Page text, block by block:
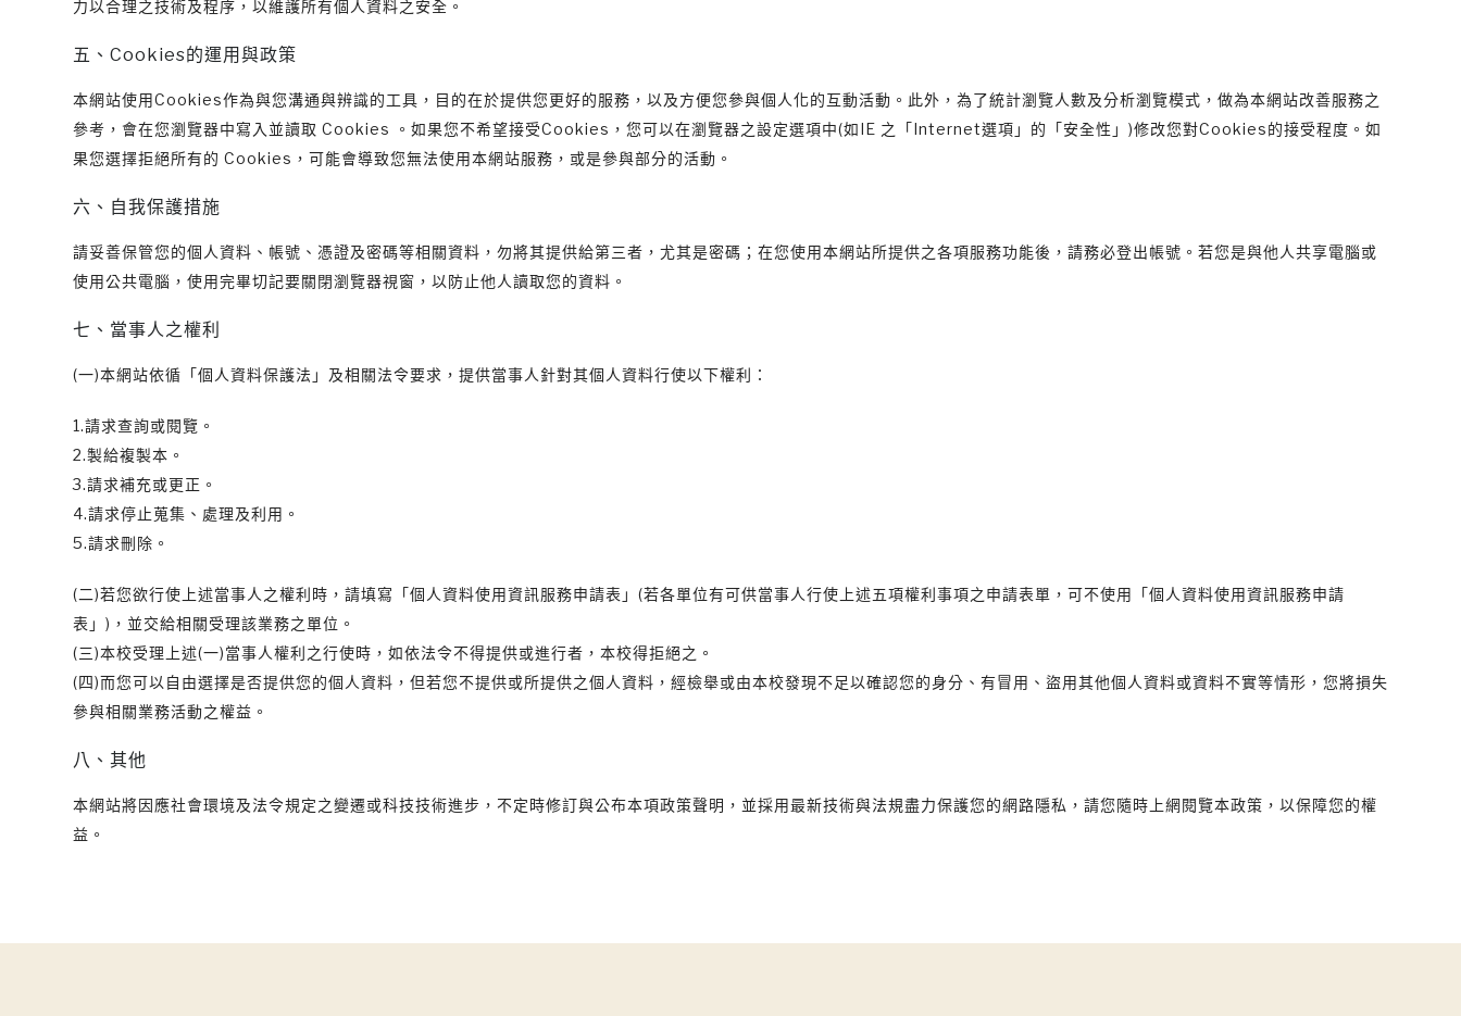
力以合理之技術及程序，以維護所有個人資料之安全。
五、Cookies的運用與政策
本網站使用Cookies作為與您溝通與辨識的工具，目的在於提供您更好的服務，以及方便您參與個人化的互動活動。此外，為了統計瀏覽人數及分析瀏覽模式，做為本網站改善服務之
參考，會在您瀏覽器中寫入並讀取 Cookies 。如果您不希望接受Cookies，您可以在瀏覽器之設定選項中(如IE 之「Internet選項」的「安全性」)修改您對Cookies的接受程度。如
果您選擇拒絕所有的 Cookies，可能會導致您無法使用本網站服務，或是參與部分的活動。
六、自我保護措施
請妥善保管您的個人資料、帳號、憑證及密碼等相關資料，勿將其提供給第三者，尤其是密碼；在您使用本網站所提供之各項服務功能後，請務必登出帳號。若您是與他人共享電腦或
使用公共電腦，使用完畢切記要關閉瀏覽器視窗，以防止他人讀取您的資料。
七、當事人之權利
(一)本網站依循「個人資料保護法」及相關法令要求，提供當事人針對其個人資料行使以下權利：
1.請求查詢或閱覽。
2.製給複製本。
3.請求補充或更正。
4.請求停止蒐集、處理及利用。
5.請求刪除。
(二)若您欲行使上述當事人之權利時，請填寫「個人資料使用資訊服務申請表」(若各單位有可供當事人行使上述五項權利事項之申請表單，可不使用「個人資料使用資訊服務申請
表」)，並交給相關受理該業務之單位。
(三)本校受理上述(一)當事人權利之行使時，如依法令不得提供或進行者，本校得拒絕之。
(四)而您可以自由選擇是否提供您的個人資料，但若您不提供或所提供之個人資料，經檢舉或由本校發現不足以確認您的身分、有冒用、盜用其他個人資料或資料不實等情形，您將損失
參與相關業務活動之權益。
八、其他
本網站將因應社會環境及法令規定之變遷或科技技術進步，不定時修訂與公布本項政策聲明，並採用最新技術與法規盡力保護您的網路隱私，請您隨時上網閱覽本政策，以保障您的權
益。